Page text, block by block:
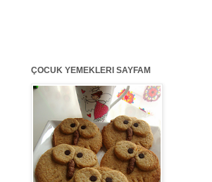
ÇOCUK YEMEKLERI SAYFAM